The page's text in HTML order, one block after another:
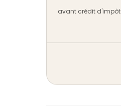
avant crédit d'impôt